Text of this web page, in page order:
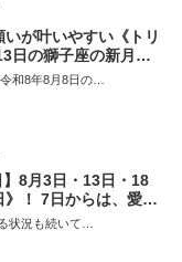
が叶いやすい《トリ
日の獅子座の新月＆
目和8年8月8日の…
】8月3日・13日・18
》！ 7日からは、愛と
、天秤座と蠍座に長
状況も続いて…